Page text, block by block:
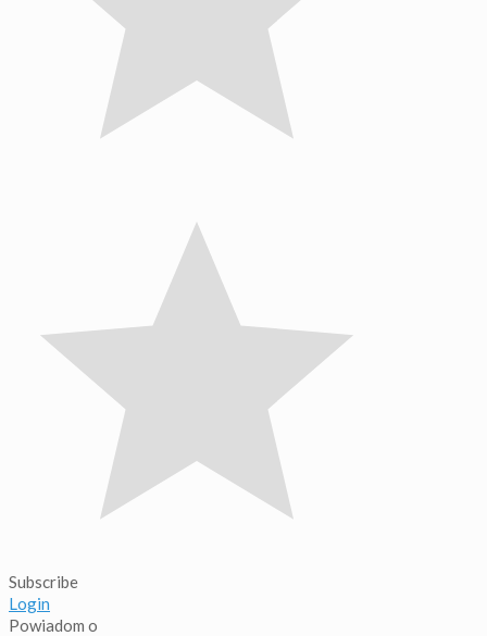
Subscribe
Login
Powiadom o